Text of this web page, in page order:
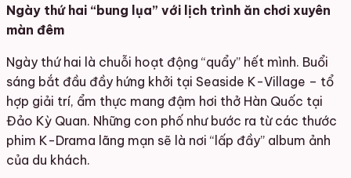
Ngày thứ hai “bung lụa” với lịch trình ăn chơi xuyên
màn đêm
Ngày thứ hai là chuỗi hoạt động “quẩy” hết mình. Buổi
sáng bắt đầu đầy hứng khởi tại Seaside K-Village – tổ
hợp giải trí, ẩm thực mang đậm hơi thở Hàn Quốc tại
Đảo Kỳ Quan. Những con phố như bước ra từ các thước
phim K-Drama lãng mạn sẽ là nơi “lấp đầy” album ảnh
của du khách.